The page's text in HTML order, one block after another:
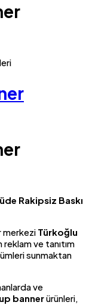
Rakipsiz Baskı
merkezi Türkoğlu
ve tanıtım
sunmaktan
ve
bannerürünleri,